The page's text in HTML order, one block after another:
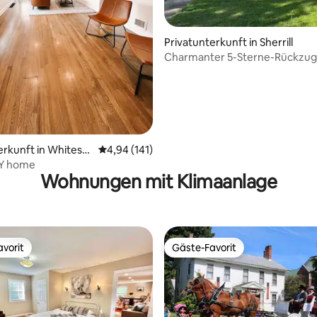
4,97 von 5, 153 Bewertungen
in Whitesb
Durchschnittliche Bewertung: 4,94 von 5,
4,94 (141)
home
Privatunterkunft in Sherrill
Charmanter 5-Sterne-
Wohnungen mit Klimaanlage
Gäste-Favorit
Gäste-Favorit